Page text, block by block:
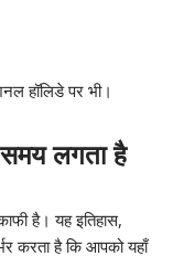
हॉलिडे पर भी।
लगता है
है। यह इतिहास,
करता है कि आपको यहाँ